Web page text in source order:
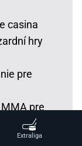
casina
hry
pre
pre
pre
Extraliga